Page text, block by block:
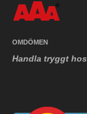
OMDÖMEN
Handla tryggt